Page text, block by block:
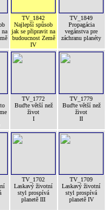
na
TV_1842
Najlepší spůsob
jak se připravit na
budoucnost Země
IV
TV_1849
Propagácia
vegánstva pre
záchranu planéty
TV_1772
Buďte větší než
život
I
TV_1779
Buďte větší než
život
II
TV_1702
Laskavý životní
styl prospívá
planetě III
TV_1709
Laskavý životní
styl prospívá
planetě IV